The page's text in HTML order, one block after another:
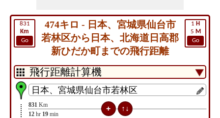
831
Km
Go
1 H
5 M
Go
474キロ - 日本、宮城県仙台市
若林区から日本、北海道日高郡
新ひだか町までの飛行距離
831 Km
12 hr 19 min